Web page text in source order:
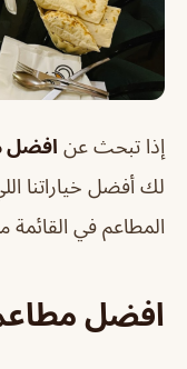
إذا تبحث عن افضل
لك أفضل خياراتنا
المطاعم في القائمة
افضل مطاعم